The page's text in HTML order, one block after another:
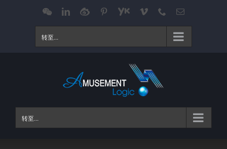
WeChatLinkedIn
Weibo Pinterest
Youku Vimeo Phone电
转至...
转至...